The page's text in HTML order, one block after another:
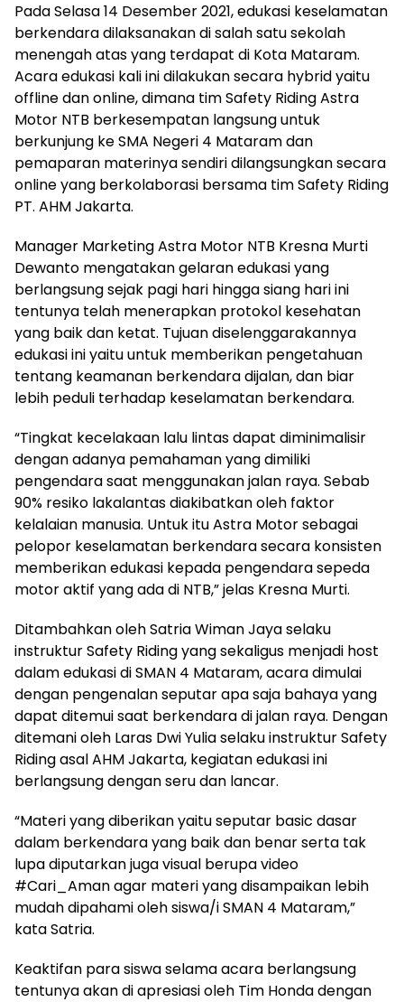
Pada Selasa 14 Desember 2021, edukasi keselamatan
berkendara dilaksanakan di salah satu sekolah
menengah atas yang terdapat di Kota Mataram.
Acara edukasi kali ini dilakukan secara hybrid yaitu
offline dan online, dimana tim Safety Riding Astra
Motor NTB berkesempatan langsung untuk
berkunjung ke SMA Negeri 4 Mataram dan
pemaparan materinya sendiri dilangsungkan secara
online yang berkolaborasi bersama tim Safety Riding
PT. AHM Jakarta.
Manager Marketing Astra Motor NTB Kresna Murti
Dewanto mengatakan gelaran edukasi yang
berlangsung sejak pagi hari hingga siang hari ini
tentunya telah menerapkan protokol kesehatan
yang baik dan ketat. Tujuan diselenggarakannya
edukasi ini yaitu untuk memberikan pengetahuan
tentang keamanan berkendara dijalan, dan biar
lebih peduli terhadap keselamatan berkendara.
“Tingkat kecelakaan lalu lintas dapat diminimalisir
dengan adanya pemahaman yang dimiliki
pengendara saat menggunakan jalan raya. Sebab
90% resiko lakalantas diakibatkan oleh faktor
kelalaian manusia. Untuk itu Astra Motor sebagai
pelopor keselamatan berkendara secara konsisten
memberikan edukasi kepada pengendara sepeda
motor aktif yang ada di NTB,” jelas Kresna Murti.
Ditambahkan oleh Satria Wiman Jaya selaku
instruktur Safety Riding yang sekaligus menjadi host
dalam edukasi di SMAN 4 Mataram, acara dimulai
dengan pengenalan seputar apa saja bahaya yang
dapat ditemui saat berkendara di jalan raya. Dengan
ditemani oleh Laras Dwi Yulia selaku instruktur Safety
Riding asal AHM Jakarta, kegiatan edukasi ini
berlangsung dengan seru dan lancar.
“Materi yang diberikan yaitu seputar basic dasar
dalam berkendara yang baik dan benar serta tak
lupa diputarkan juga visual berupa video
#Cari_Aman agar materi yang disampaikan lebih
mudah dipahami oleh siswa/i SMAN 4 Mataram,”
kata Satria.
Keaktifan para siswa selama acara berlangsung
tentunya akan di apresiasi oleh Tim Honda dengan